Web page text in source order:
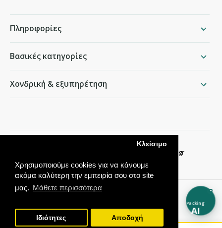
Χρησιμοποιούμε cookies για να κάνουμε
ακόμα καλύτερη την εμπειρία σου στο site
μας. Μάθετε περισσότερα
Κλείσιμο
Ιδιότητες Αποδοχή
Πληροφορίες
Βασικές κατηγορίες
Χονδρική & εξυπηρέτηση
info@packing.gr
Packing
AI